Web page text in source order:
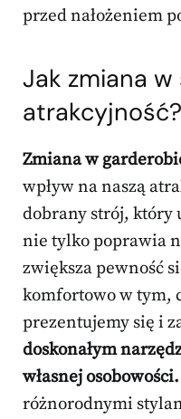
przed nałożeniem
Jak zmiana w
atrakcyjność?
Zmiana w
wpływ na naszą
dobrany strój, który
nie tylko poprawia
zwiększa pewność
komfortowo w tym,
prezentujemy się i
doskonałym
własnej osobowości.
różnorodnymi